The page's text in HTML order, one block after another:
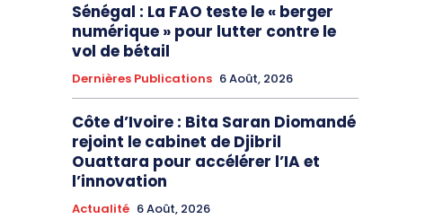
Sénégal : La FAO teste le « berger
numérique » pour lutter contre le
vol de bétail
Dernières Publications 6 Août, 2026
Côte d’Ivoire : Bita Saran Diomandé
rejoint le cabinet de Djibril
Ouattara pour accélérer l’IA et
l’innovation
Actualité 6 Août, 2026